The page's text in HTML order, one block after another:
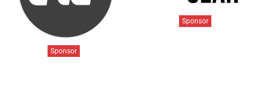
Sponsor
Sponsor